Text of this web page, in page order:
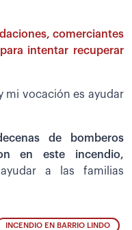
comerciantes
intentar recuperar
mi vocación es ayudar
de bomberos
en este incendio,
a las familias
INCENDIO EN BARRIO LINDO